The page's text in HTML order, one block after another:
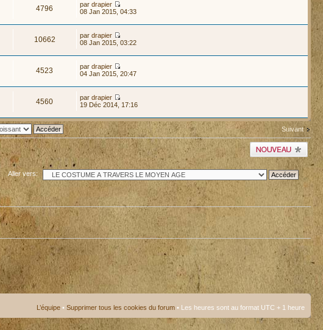
4796 pardrapier
08 Jan 2015, 04:33
10662 pardrapier
08 Jan 2015, 03:22
4523 pardrapier
04 Jan 2015, 20:47
4560 pardrapier
19 Déc 2014, 17:16
Suivant
Publier un nouveau
sujet
Aller vers:
L’équipe • Supprimer tous les cookies du forum • Les heures sont au format UTC + 1 heure